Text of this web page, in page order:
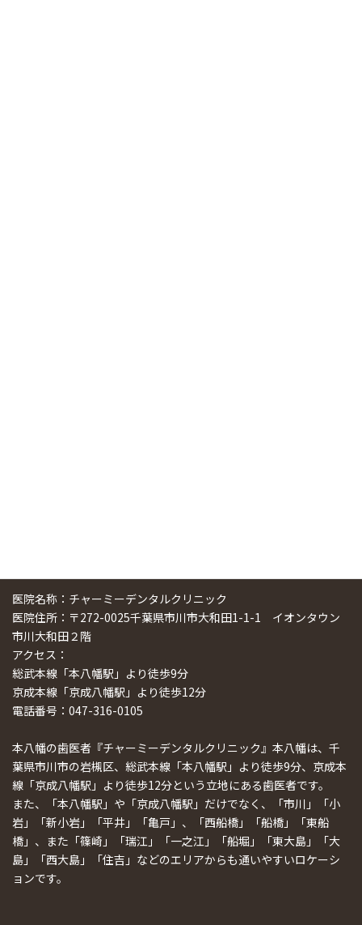
医院名称：チャーミーデンタルクリニック
医院住所：〒272-0025千葉県市川市大和田1-1-1 イオンタウン
市川大和田２階
アクセス：
総武本線「本八幡駅」より徒歩9分
京成本線「京成八幡駅」より徒歩12分
電話番号：047-316-0105
本八幡の歯医者『チャーミーデンタルクリニック』本八幡は、千
葉県市川市の岩槻区、総武本線「本八幡駅」より徒歩9分、京成本
線「京成八幡駅」より徒歩12分という立地にある歯医者です。
また、「本八幡駅」や「京成八幡駅」だけでなく、「市川」「小
岩」「新小岩」「平井」「亀戸」、「西船橋」「船橋」「東船
橋」、また「篠崎」「瑞江」「一之江」「船堀」「東大島」「大
島」「西大島」「住吉」などのエリアからも通いやすいロケーシ
ョンです。